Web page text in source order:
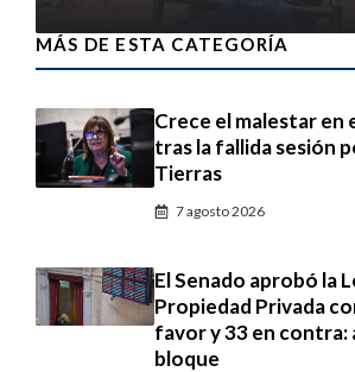
MÁS DE ESTA CATEGORÍA
Crece el malestar en
tras la fallida sesión
Tierras
7 agosto 2026
El Senado aprobó la
Propiedad Privada
favor y 33 en contra:
bloque